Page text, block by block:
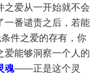
之爱从一开始就不会
一番谴责之后，若能
件之爱的存有，你
爱能够洞察一个人的
魂——正是这个灵